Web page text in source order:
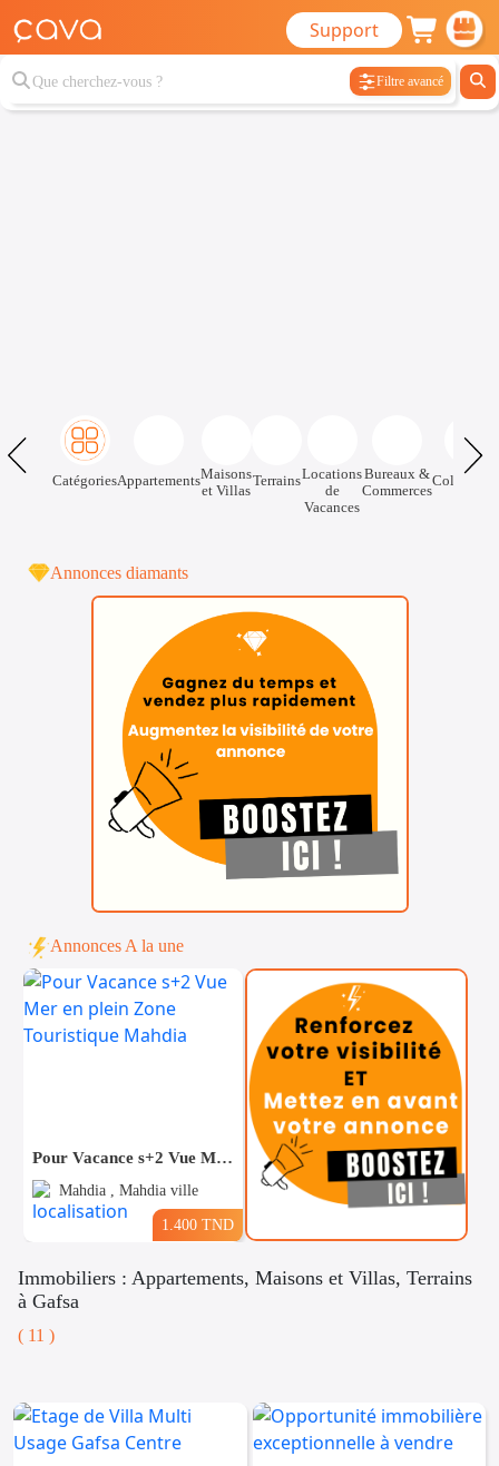
Support
Filtre avancé
CatégoriesAppartementsMaisons
et Villas
TerrainsLocations
de
Vacances
Bureaux &
Commerces
Annonces diamants
Annonces A la une
Pour Vacance s+2 Vue Mer en plein Zone Touristique Mahdia
Mahdia , Mahdia ville
1.400 TND
Immobiliers : Appartements, Maisons et Villas, Terrains
à Gafsa
( 11 )